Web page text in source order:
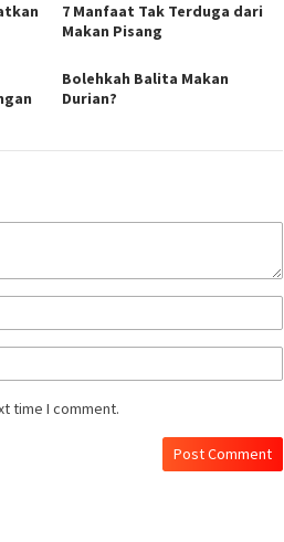
7 Manfaat Tak Terduga dari
Makan Pisang
Bolehkah Balita Makan
Durian?
time I comment.